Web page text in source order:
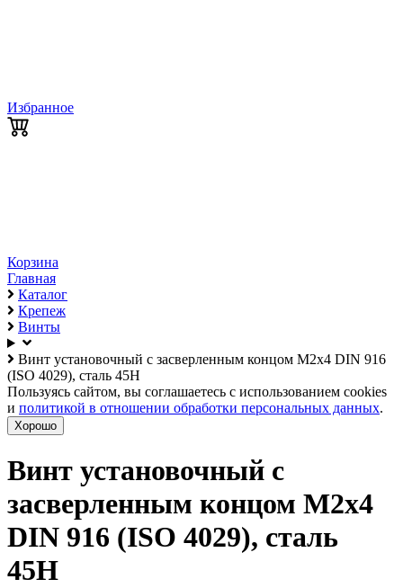
Избранное
Корзина
Главная
Каталог
Крепеж
Винты
Винт установочный с засверленным концом М2х4 DIN 916
(ISO 4029), сталь 45Н
Пользуясь сайтом, вы соглашаетесь с использованием cookies
и политикой в отношении обработки персональных данных.
Хорошо
Винт установочный с
засверленным концом М2х4
DIN 916 (ISO 4029), сталь
45Н